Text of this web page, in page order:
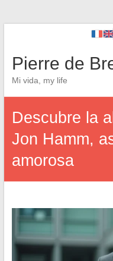
Pierre de
Mi vida, my life
Descubre la
Jon Hamm,
amorosa